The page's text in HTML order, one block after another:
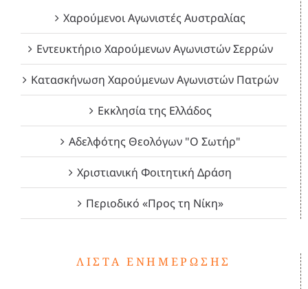
Χαρούμενοι Αγωνιστές Αυστραλίας
Εντευκτήριο Χαρούμενων Αγωνιστών Σερρών
Κατασκήνωση Χαρούμενων Αγωνιστών Πατρών
Εκκλησία της Ελλάδος
Αδελφότης Θεολόγων "Ο Σωτήρ"
Χριστιανική Φοιτητική Δράση
Περιοδικό «Προς τη Νίκη»
ΛΊΣΤΑ ΕΝΗΜΈΡΩΣΗΣ